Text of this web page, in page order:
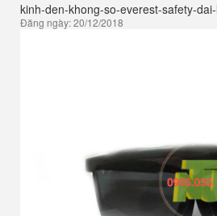
kinh-den-khong-so-everest-safety-
Đăng ngày: 20/12/2018